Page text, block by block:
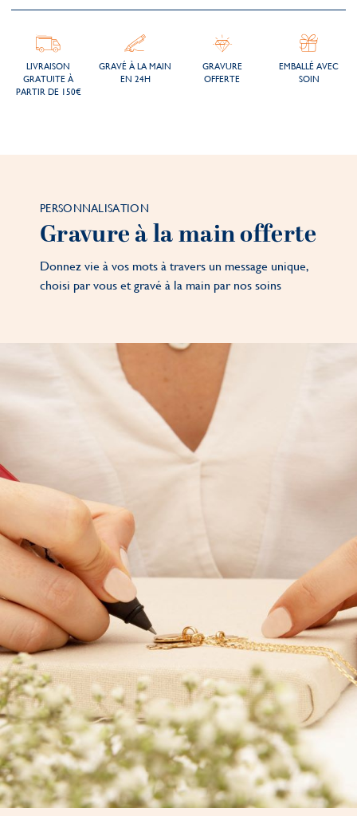
LIVRAISON
GRATUITE À
PARTIR DE 150€
GRAVÉ À LA MAIN
EN 24H
GRAVURE
OFFERTE
EMBALLÉ AVEC
SOIN
PERSONNALISATION
Gravure à la main offerte
Donnez vie à vos mots à travers un message unique,
choisi par vous et gravé à la main par nos soins